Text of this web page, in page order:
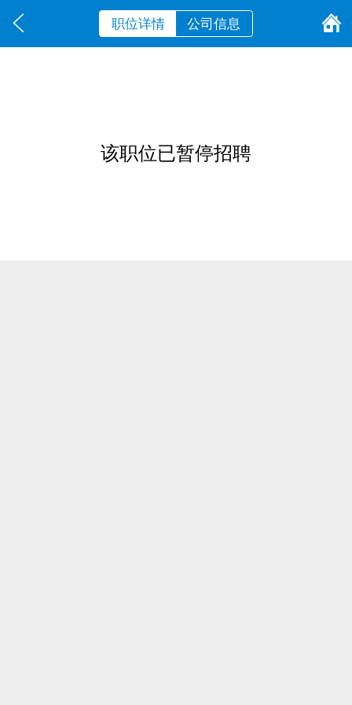
职位详情 公司信息
该职位已暂停招聘